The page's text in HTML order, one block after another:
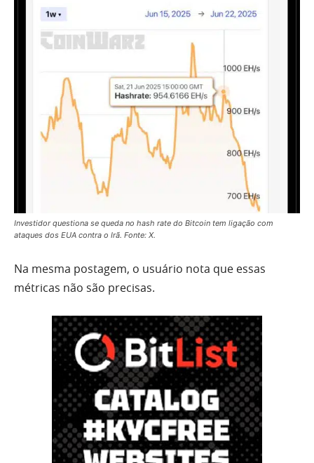
Investidor questiona se queda no hash rate do Bitcoin tem ligação com
ataques dos EUA contra o Irã. Fonte: X.
Na mesma postagem, o usuário nota que essas
métricas não são precisas.